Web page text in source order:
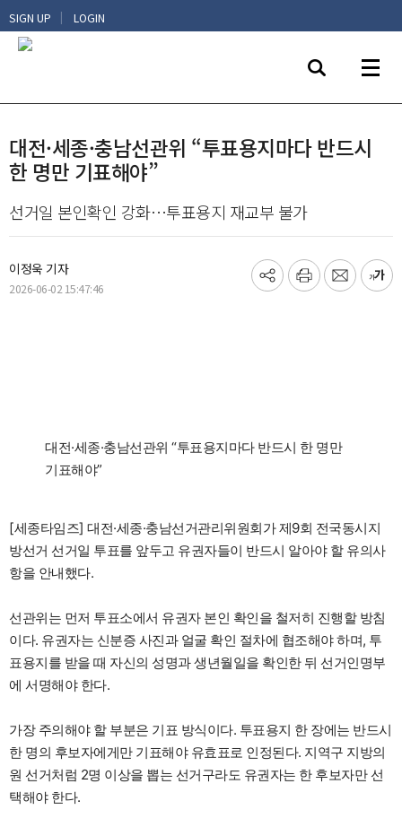
SIGN UP | LOGIN
대전·세종·충남선관위 “투표용지마다 반드시
한 명만 기표해야”
선거일 본인확인 강화…투표용지 재교부 불가
이정욱 기자
2026-06-02 15:47:46
기
프
메
글
대전·세종·충남선관위 “투표용지마다 반드시 한 명만
기표해야”
[세종타임즈] 대전·세종·충남선거관리위원회가 제9회 전국동시지
방선거 선거일 투표를 앞두고 유권자들이 반드시 알아야 할 유의사
항을 안내했다.
선관위는 먼저 투표소에서 유권자 본인 확인을 철저히 진행할 방침
이다. 유권자는 신분증 사진과 얼굴 확인 절차에 협조해야 하며, 투
표용지를 받을 때 자신의 성명과 생년월일을 확인한 뒤 선거인명부
에 서명해야 한다.
가장 주의해야 할 부분은 기표 방식이다. 투표용지 한 장에는 반드시
한 명의 후보자에게만 기표해야 유효표로 인정된다. 지역구 지방의
원 선거처럼 2명 이상을 뽑는 선거구라도 유권자는 한 후보자만 선
택해야 한다.